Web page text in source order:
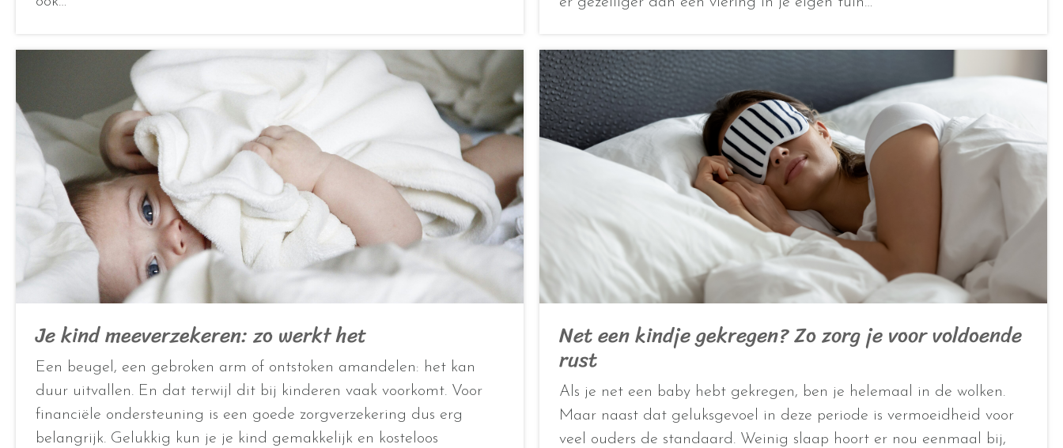
Je kind meeverzekeren: zo werkt het
Een beugel, een gebroken arm of ontstoken amandelen: het kan
duur uitvallen. En dat terwijl dit bij kinderen vaak voorkomt. Voor
financiële ondersteuning is een goede zorgverzekering dus erg
belangrijk. Gelukkig kun je je kind gemakkelijk en kosteloos
Net een kindje gekregen? Zo zorg je voor voldoende
rust
Als je net een baby hebt gekregen, ben je helemaal in de wolken.
Maar naast dat geluksgevoel in deze periode is vermoeidheid voor
veel ouders de standaard. Weinig slaap hoort er nou eenmaal bij,